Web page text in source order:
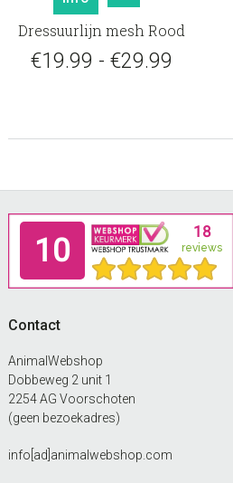
heeft
meerdere
kan
worden
de
productpagina
Dressuurlijn mesh Rood
€19.99 - €29.99
Footer
Contact
AnimalWebshop
Dobbeweg 2 unit 1
2254 AG Voorschoten
(geen bezoekadres)
info[ad]animalwebshop.com